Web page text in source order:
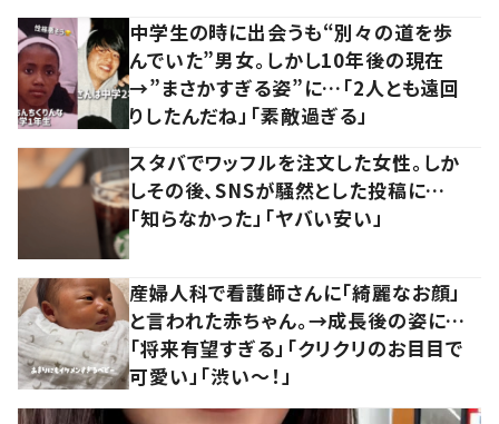
中学生の時に出会うも“別々の道を歩
んでいた”男女。しかし10年後の現在
→”まさかすぎる姿”に…「2人とも遠回
りしたんだね」「素敵過ぎる」
スタバでワッフルを注文した女性。しか
しその後、SNSが騒然とした投稿に…
「知らなかった」「ヤバい安い」
産婦人科で看護師さんに「綺麗なお顔」
と言われた赤ちゃん。→成長後の姿に…
「将来有望すぎる」「クリクリのお目目で
可愛い」「渋い～！」